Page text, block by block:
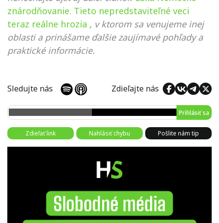
znárodňovanie. Tieto nepredstaviteľné veci
teraz reálne hrozia , v ktorom sa venujeme inej
oblasti a prinášame ďalšie zaujímavé pohľady a
praktické informácie.
Sledujte nás Zdieľajte nás
Prihlásiť sa
Zdieľať link Nahlásiť chybu Pošlite nám tip